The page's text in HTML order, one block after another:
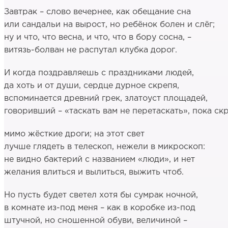
Завтрак – слово вечернее, как обещание сна
или сандальи на вырост, но ребёнок болен и слёг;
ну и что, что весна, и что, что в бору сосна, –
витязь-болван не распутал клубка дорог.
И когда поздравляешь с праздниками людей,
да хоть и от души, сердце дурное скрепя,
вспоминается древний грек, златоуст площадей,
говоривший – «таскать вам не перетаскать», пока
мимо жёсткие дроги; на этот свет
лучше глядеть в телескоп, нежели в микроскоп:
не видно бактерий с названием «люди», и нет
желания влиться и вылиться, выжить чтоб.
Но пусть будет светел хотя бы сумрак ночной,
в комнате из-под меня – как в коробке из-под
штучной, но сношенной обуви, величиной –